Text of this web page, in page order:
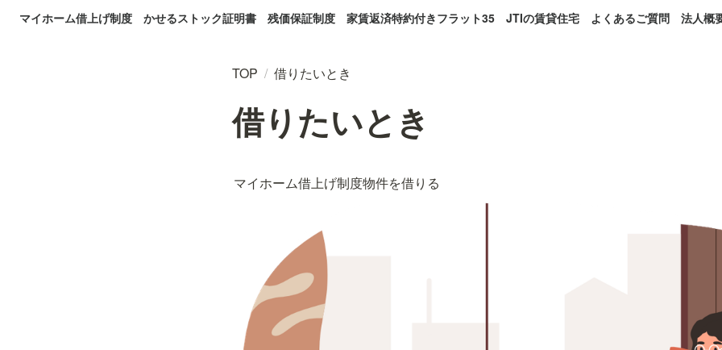
マイホーム借上げ制度 かせるストック証明書 残価保証制度 家賃返済特約付きフラット35 JTIの賃貸住宅 よくあるご質問 法人概
TOP / 借りたいとき
借りたいとき
マイホーム借上げ制度物件を借りる